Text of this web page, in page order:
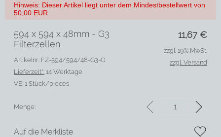
Hinweis: Dieser Artikel liegt unter dem Mindestbestellwert von
50,00 EUR
11,67 €
594 x 594 x 48mm - G3
Filterzellen
Artikelnr.: FZ-594/594/48-G3-G
Lieferzeit*: 14 Werktage
VE: 1 Stück/pieces
zzgl. 19% MwSt.
zzgl. Versand
Menge:
Auf die Merkliste